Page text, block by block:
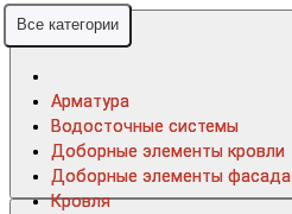
Все категории
Арматура
Водосточные системы
Доборные элементы кровли
Доборные элементы фасада
Кровля
Все категории
Арматура
Водосточные системы
Доборные элементы кровли
Доборные элементы фасада
Кровля